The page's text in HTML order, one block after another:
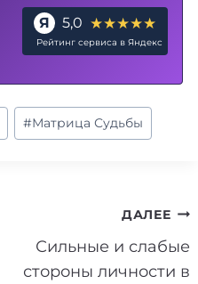
Я 5,0 ★★★★★
Рейтинг сервиса в Яндекс
#Матрица Судьбы
ДАЛЕЕ
Сильные и слабые
стороны личности в